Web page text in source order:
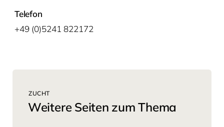
Telefon
+49 (0)5241 822172
ZUCHT
Weitere Seiten zum Thema